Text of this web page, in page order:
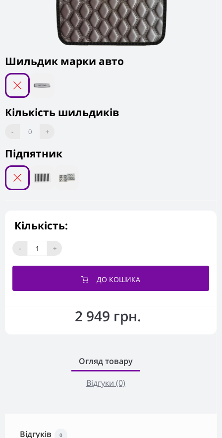
2 949 грн.
Підпятник
Шильдик марки авто
Кількість шильдиків
- 0 +
Кількість:
- +
ДО КОШИКА
Огляд товару
Відгуки (0)
Відгуків 0